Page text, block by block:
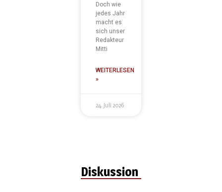
Doch wie
jedes Jahr
macht es
sich unser
Redakteur
Mitti
WEITERLESEN
»
24. Juli 2026
Diskussion